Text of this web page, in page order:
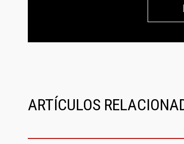
ARTÍCULOS